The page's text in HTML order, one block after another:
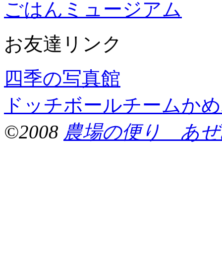
ごはんミュージアム
お友達リンク
四季の写真館
ドッチボールチームか
©2008 農場の便り あぜ